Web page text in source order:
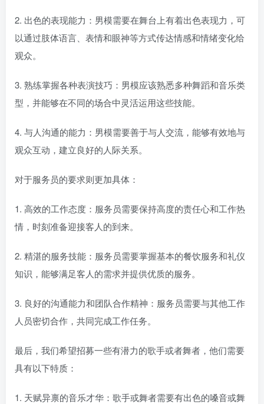
2. 出色的表现能力：男模需要在舞台上有着出色表现力，可
以通过肢体语言、表情和眼神等方式传达情感和情绪变化给
观众。
3. 熟练掌握各种表演技巧：男模应该熟悉多种舞蹈和音乐类
型，并能够在不同的场合中灵活运用这些技能。
4. 与人沟通的能力：男模需要善于与人交流，能够有效地与
观众互动，建立良好的人际关系。
对于服务员的要求则更加具体：
1. 高效的工作态度：服务员需要保持高度的责任心和工作热
情，时刻准备迎接客人的到来。
2. 精湛的服务技能：服务员需要掌握基本的餐饮服务和礼仪
知识，能够满足客人的需求并提供优质的服务。
3. 良好的沟通能力和团队合作精神：服务员需要与其他工作
人员密切合作，共同完成工作任务。
最后，我们希望招募一些有潜力的歌手或者舞者，他们需要
具有以下特质：
1. 天赋异禀的音乐才华：歌手或舞者需要有出色的嗓音或舞